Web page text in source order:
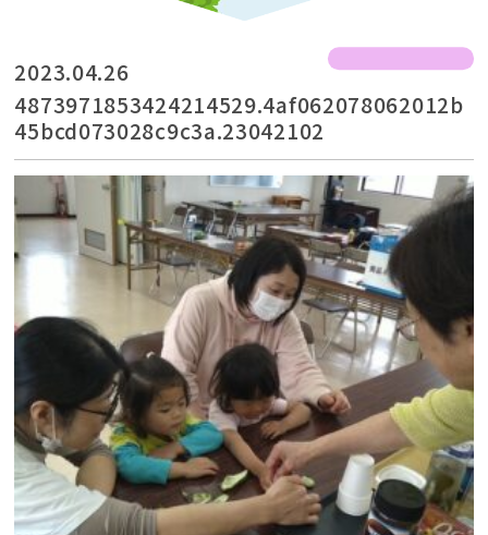
2023.04.26
4873971853424214529.4af062078062012b
45bcd073028c9c3a.23042102